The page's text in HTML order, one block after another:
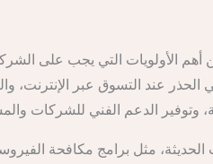
أهم الأولويات التي يجب على
الحذر عند التسوق عبر
الحديثة، مثل برامج مكافحة